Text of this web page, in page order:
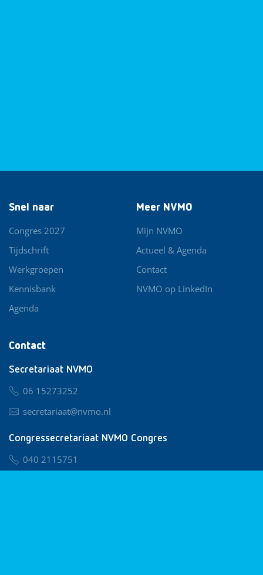
Contact
Secretariaat NVMO
06 15273252
secretariaat@nvmo.nl
Congressecretariaat NVMO Congres
040 2115751
Snel naar
Congres 2027
Tijdschrift
Werkgroepen
Kennisbank
Agenda
Meer NVMO
Mijn NVMO
Actueel & Agenda
Contact
NVMO op LinkedIn